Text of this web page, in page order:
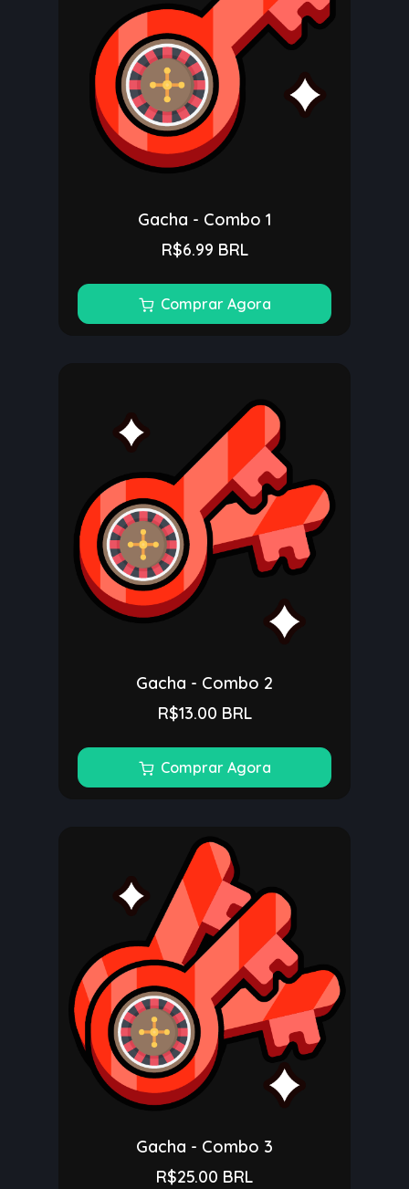
Gacha - Combo 1
R$6.99 BRL
Comprar Agora
Gacha - Combo 2
R$13.00 BRL
Comprar Agora
Gacha - Combo 3
R$25.00 BRL